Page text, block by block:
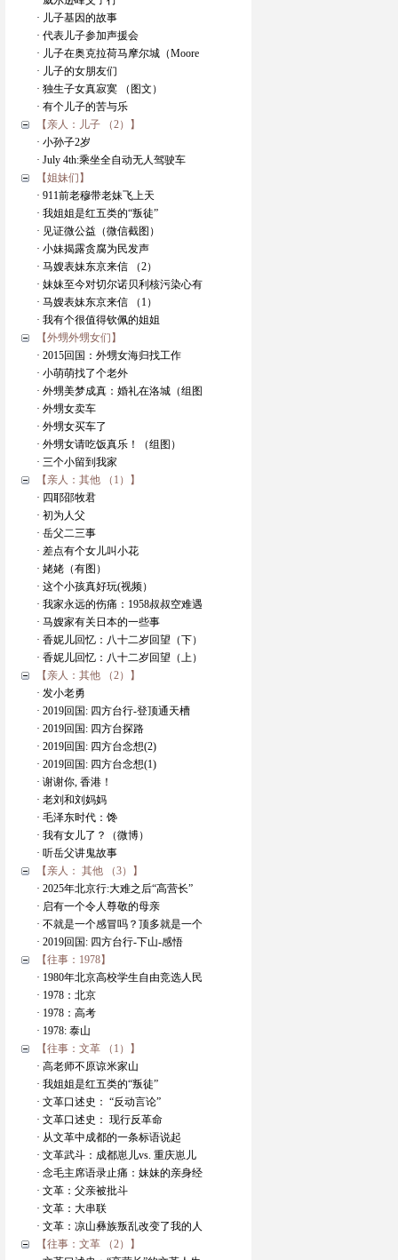
· 儿子基因的故事
· 代表儿子参加声援会
· 儿子在奥克拉荷马摩尔城（Moore
· 儿子的女朋友们
· 独生子女真寂寞 （图文）
· 有个儿子的苦与乐
【亲人：儿子 （2）】
· 小孙子2岁
· July 4th:乘坐全自动无人驾驶车
【姐妹们】
· 911前老穆带老妹飞上天
· 我姐姐是红五类的“叛徒”
· 见证微公益（微信截图）
· 小妹揭露贪腐为民发声
· 马嫂表妹东京来信 （2）
· 妹妹至今对切尔诺贝利核污染心有
· 马嫂表妹东京来信 （1）
· 我有个很值得钦佩的姐姐
【外甥外甥女们】
· 2015回国：外甥女海归找工作
· 小萌萌找了个老外
· 外甥美梦成真：婚礼在洛城（组图
· 外甥女卖车
· 外甥女买车了
· 外甥女请吃饭真乐！（组图）
· 三个小留到我家
【亲人：其他 （1）】
· 四耶邵牧君
· 初为人父
· 岳父二三事
· 差点有个女儿叫小花
· 姥姥（有图）
· 这个小孩真好玩(视频）
· 我家永远的伤痛：1958叔叔空难遇
· 马嫂家有关日本的一些事
· 香妮儿回忆：八十二岁回望（下）
· 香妮儿回忆：八十二岁回望（上）
【亲人：其他 （2）】
· 发小老勇
· 2019回国: 四方台行-登顶通天槽
· 2019回国: 四方台探路
· 2019回国: 四方台念想(2)
· 2019回国: 四方台念想(1)
· 谢谢你, 香港！
· 老刘和刘妈妈
· 毛泽东时代：馋
· 我有女儿了？（微博）
· 听岳父讲鬼故事
【亲人： 其他 （3）】
· 2025年北京行:大难之后“高营长”
· 启有一个令人尊敬的母亲
· 不就是一个感冒吗？顶多就是一个
· 2019回国: 四方台行-下山-感悟
【往事：1978】
· 1980年北京高校学生自由竞选人民
· 1978：北京
· 1978：高考
· 1978: 泰山
【往事：文革 （1）】
· 高老师不原谅米家山
· 我姐姐是红五类的“叛徒”
· 文革口述史： “反动言论”
· 文革口述史： 现行反革命
· 从文革中成都的一条标语说起
· 文革武斗：成都崽儿vs. 重庆崽儿
· 念毛主席语录止痛：妹妹的亲身经
· 文革：父亲被批斗
· 文革：大串联
· 文革：凉山彝族叛乱改变了我的人
【往事：文革 （2）】